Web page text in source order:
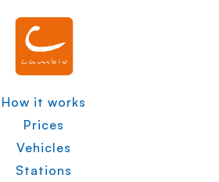
How it works
Prices
Vehicles
Stations